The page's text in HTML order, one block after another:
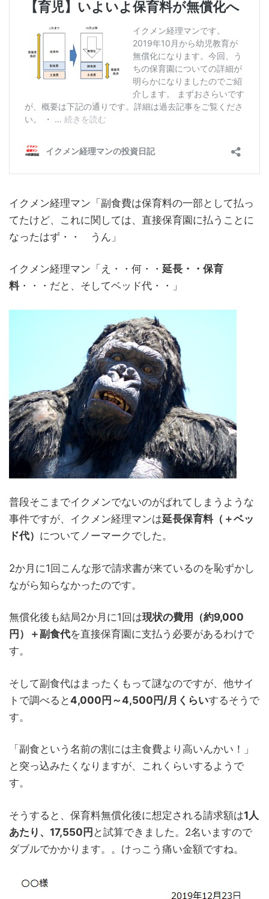
イクメン経理マン「副食費は保育料の一部として払っ
てたけど、これに関しては、直接保育園に払うことに
なったはず・・ うん」
イクメン経理マン「え・・何・・ 延長・・保育
料・・・だと、そしてベッド代・・」
普段そこまでイクメンでないのがばれてしまうような
事件ですが、イクメン経理マンは延長保育料（＋ベッ
ド代） についてノーマークでした。
2か月に1回こんな形で請求書が来ているのを恥ずかし
ながら知らなかったのです。
無償化後も結局2か月に1回は現状の費用（約9,000
円）＋副食代を直接保育園に支払う必要があるわけで
す。
そして副食代はまったくもって謎なのですが、他サイ
トで調べると4,000円～4,500円/月くらいするそうで
す。
「副食という名前の割には主食費より高いんかい！」
と突っ込みたくなりますが、これくらいするようで
す。
そうすると、保育料無償化後に想定される請求額は1人
あたり、17,550円 と試算できました。2名いますので
ダブルでかかります。。けっこう痛い金額ですね。